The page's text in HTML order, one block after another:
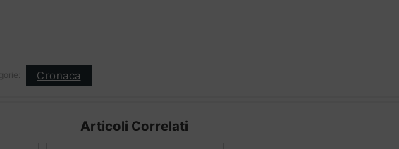
Cronaca
Articoli Correlati